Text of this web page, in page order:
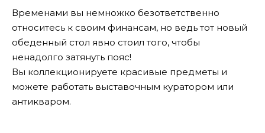
Временами вы немножко безответственно
относитесь к своим финансам, но ведь тот новый
обеденный стол явно стоил того, чтобы
ненадолго затянуть пояс!
Вы коллекционируете красивые предметы и
можете работать выставочным куратором или
антикваром.